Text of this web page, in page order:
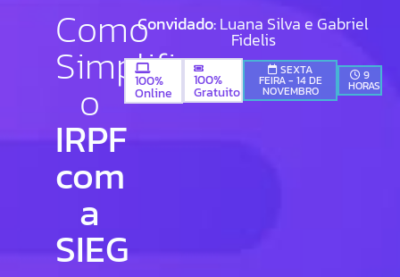
Como
Simplificar
o
IRPF
com
a
SIEG
Convidado:Luana Silva e Gabriel
Fidelis
100%
Online
100%
Gratuito
SEXTA
FEIRA - 14 DE
NOVEMBRO
9
HORAS